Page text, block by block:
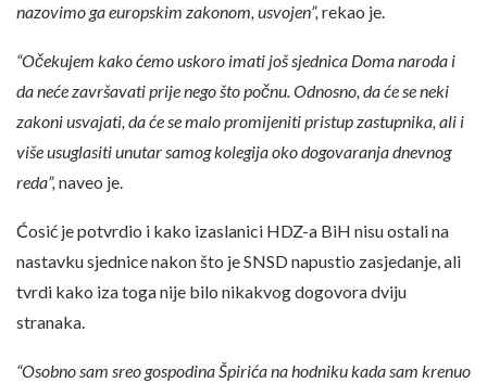
nazovimo ga europskim zakonom, usvojen”, rekao je.
“Očekujem kako ćemo uskoro imati još sjednica Doma naroda i
da neće završavati prije nego što počnu. Odnosno, da će se neki
zakoni usvajati, da će se malo promijeniti pristup zastupnika, ali i
više usuglasiti unutar samog kolegija oko dogovaranja dnevnog
reda”, naveo je.
Ćosić je potvrdio i kako izaslanici HDZ-a BiH nisu ostali na
nastavku sjednice nakon što je SNSD napustio zasjedanje, ali
tvrdi kako iza toga nije bilo nikakvog dogovora dviju
stranaka.
“Osobno sam sreo gospodina Špirića na hodniku kada sam krenuo